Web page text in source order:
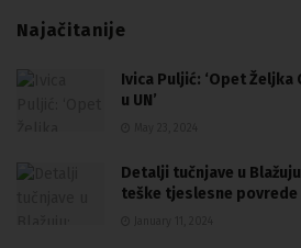
Najačitanije
Ivica Puljić: ‘Opet
u UN’
Detalji tučnjave u
teške tjeslesne povrede